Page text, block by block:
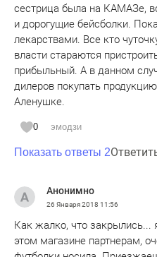
сестрица была на КАМАЗе,
и дорогущие бейсболки.
лекарствами. Все кто
власти стараются
прибыльный. А в данном
дилеров покупать
Аленушке.
0 эмодзи
Показать ответы 2
Анонимно
26 Января 2018 11:56
Как жалко, что закрылись...
этом магазине партнерам,